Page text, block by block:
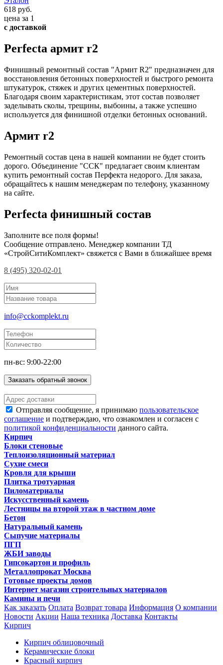
618 руб.
цена за 1
с доставкой
Perfecta армит r2
Финишный ремонтный состав "Армит R2" предназначен для
восстановления бетонных поверхностей и быстрого ремонта
штукатурок, стяжек и других цементных поверхностей.
Благодаря своим характеристикам, этот состав позволяет
заделывать сколы, трещины, выбоины, а также успешно
используется для финишной отделки бетонных оснований.
Армит r2
Ремонтный состав цена в нашей компании не будет стоить
дорого. Объединение "ССК" предлагает своим клиентам
купить ремонтный состав Перфекта недорого. Для заказа,
обращайтесь к нашим менеджерам по телефону, указанному
на сайте.
Perfecta финишный состав
Заполните все поля формы!
Сообщение отправлено. Менеджер компании ТД
«СтройСитиКомплект» свяжется с Вами в ближайшее время
8 (495) 320-02-01
info@cckomplekt.ru
пн-вс: 9:00-22:00
Заказать обратный звонок
Отправляя сообщение, я принимаю пользовательское
соглашение и подтверждаю, что ознакомлен и согласен с
политикой конфиденциальности данного сайта.
Кирпич
Блоки стеновые
Теплоизоляционный материал
Сухие смеси
Кровля для крыши
Плитка тротуарная
Пиломатериалы
Искусственный камень
Лестницы на второй этаж в частном доме
Бетон
Натуральный камень
Сыпучие материалы
ПГП
ЖБИ заводы
Гипсокартон и профиль
Металлопрокат Москва
Готовые проекты домов
Интернет магазин строительных материалов
Камины и печи
Как заказать Оплата Возврат товара Информация О компании
Новости Акции Наша техника Доставка Контакты
Кирпич
Кирпич облицовочный
Керамические блоки
Красный кирпич